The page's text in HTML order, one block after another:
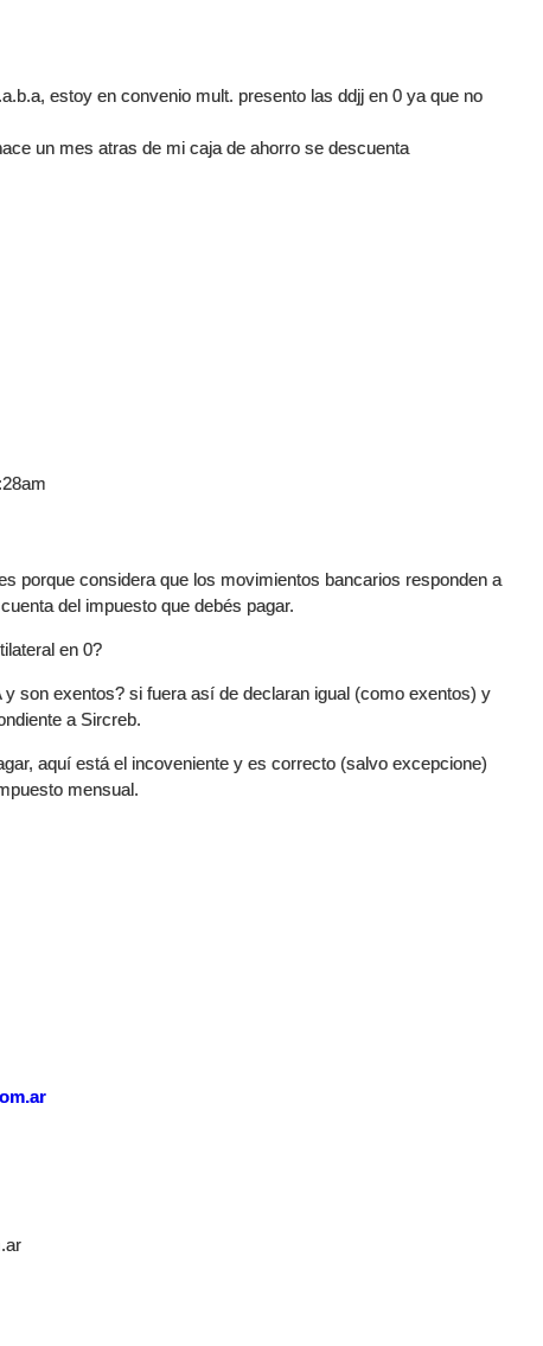
estoy en convenio mult. presento las ddjj en 0 ya que no
un mes atras de mi caja de ahorro se descuenta
porque considera que los movimientos bancarios responden a
del impuesto que debés pagar.
en 0?
son exentos? si fuera así de declaran igual (como exentos) y
a Sircreb.
aquí está el incoveniente y es correcto (salvo excepcione)
mensual.